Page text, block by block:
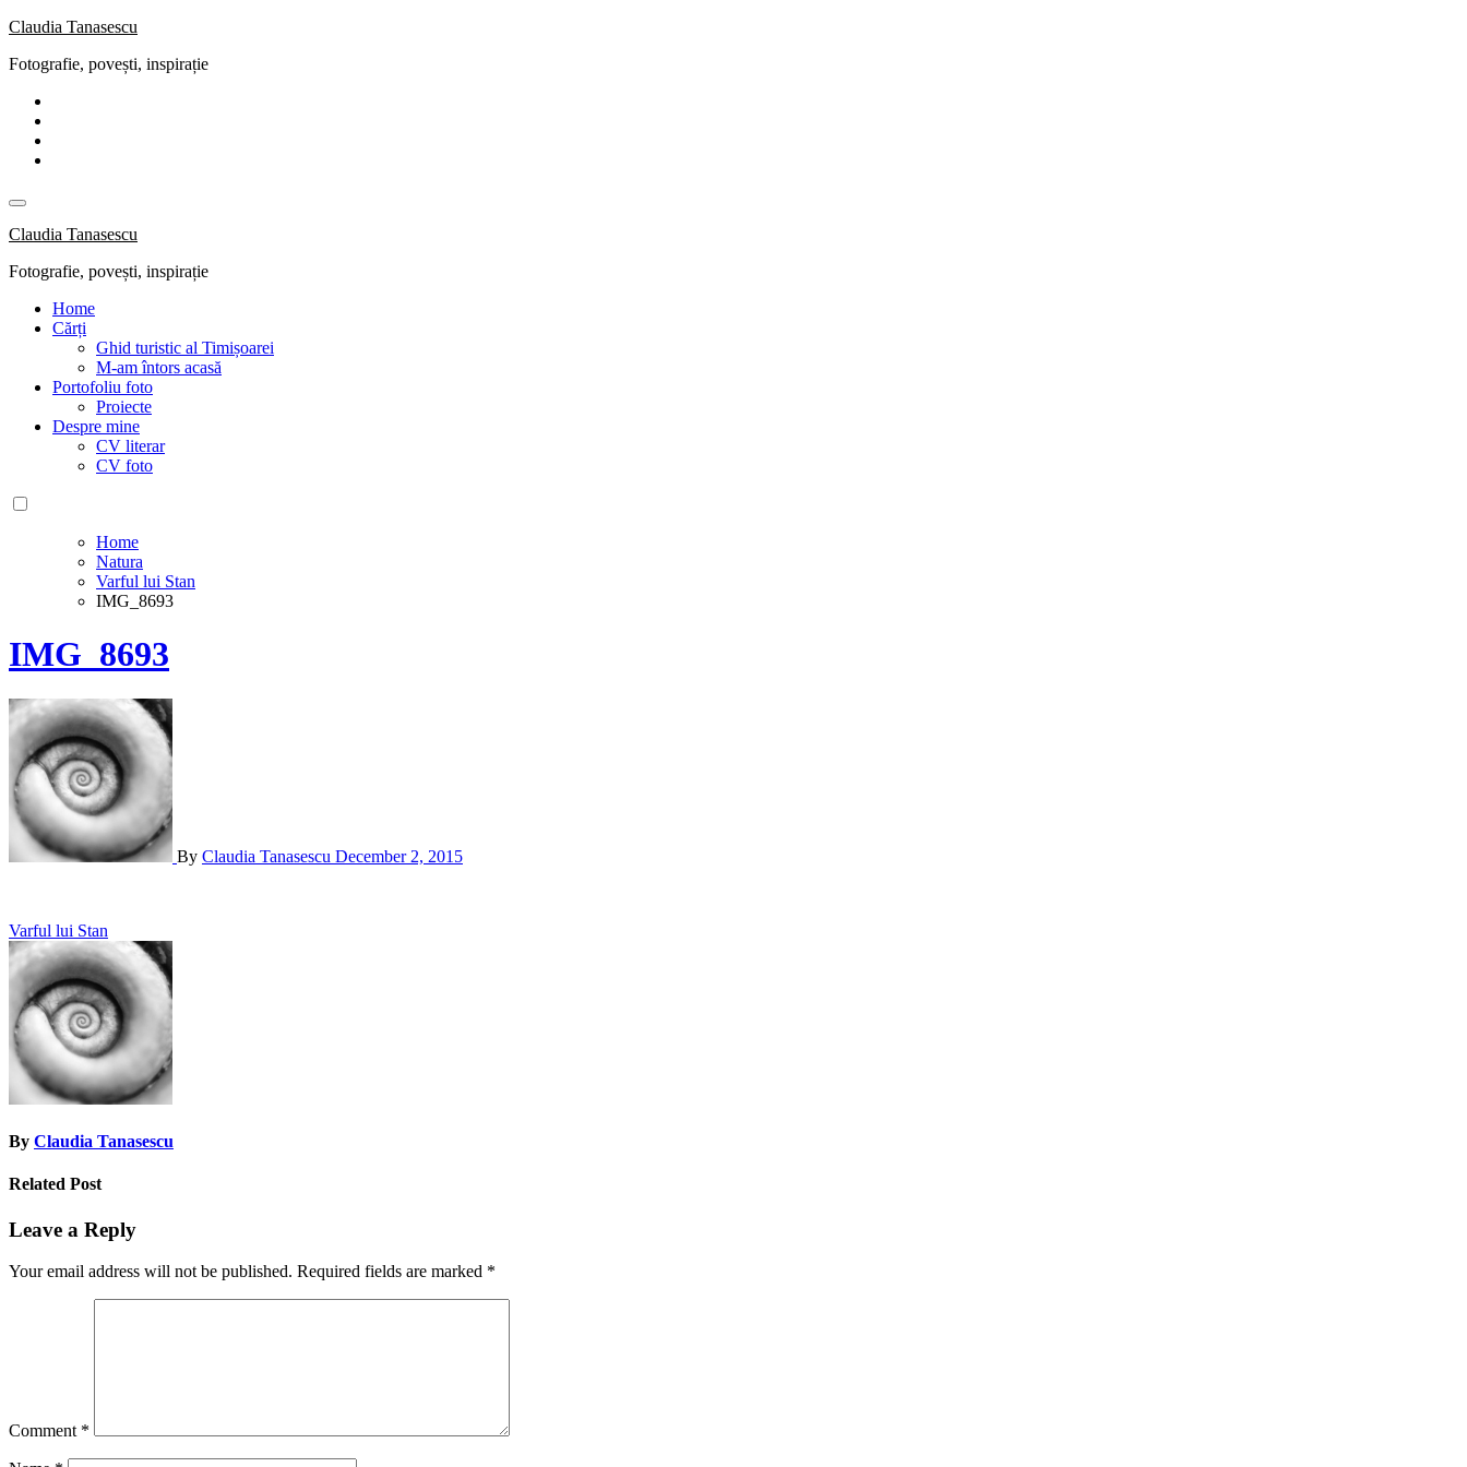
Skip
content
Claudia Tanasescu
Fotografie, povești, inspirație
Claudia Tanasescu
Fotografie, povești, inspirație
Home
Cărți
Ghid turistic al Timișoarei
M-am întors acasă
Portofoliu foto
Proiecte
Despre mine
CV literar
CV foto
Home
Natura
Varful lui Stan
IMG_8693
IMG_8693
By Claudia Tanasescu December 2, 2015
Post
navigation
Varful lui Stan
By Claudia Tanasescu
Related Post
Leave a Reply
Your email address will not be published. Required fields are marked *
Comment *